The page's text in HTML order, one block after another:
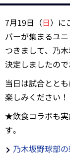
7月19日（日）に
バーが集まるユ
つきまして、乃
決定しましたので
当日は試合とと
楽しみください！
★飲食コラボも実
す。
乃木坂野球部